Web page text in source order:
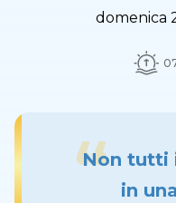
domenica
Non tutti
in